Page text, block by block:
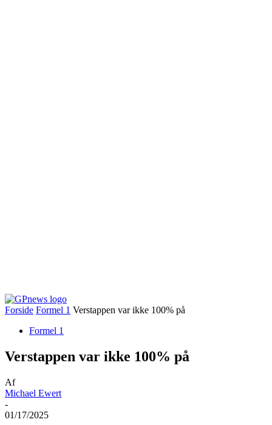
Forside Formel 1 Verstappen var ikke 100% på
Formel 1
Verstappen var ikke 100% på
Af
Michael Ewert
-
01/17/2025